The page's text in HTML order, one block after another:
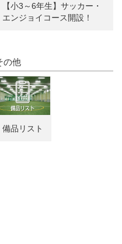
【小3～6年生】サッカー・
エンジョイコース開設！
の他
備品リスト